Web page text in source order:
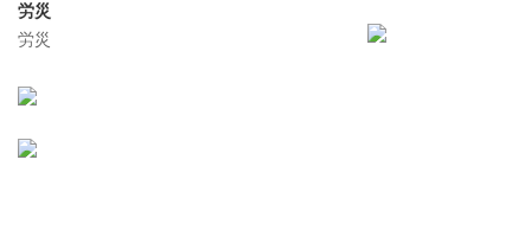
労災
労災